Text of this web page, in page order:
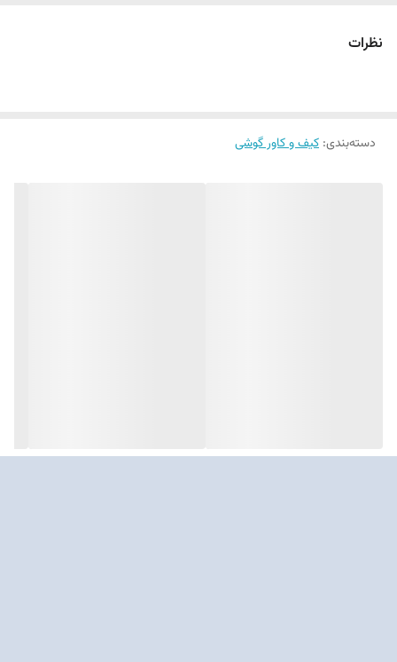
این محصول با تلفیق تکنولوژی و زیبایی، تجربه‌ای بی‌نقص از استفاده از
نظرات
دسته‌بندی: کیف و کاور گوشی